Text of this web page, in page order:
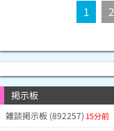
1 2
掲示板
雑談掲示板 (892257) 15分前